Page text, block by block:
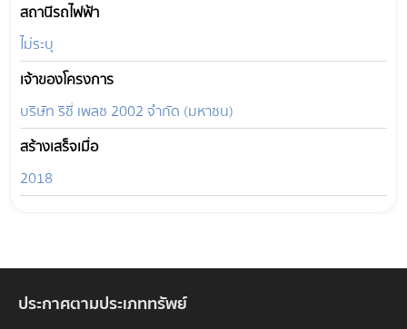
สถานีรถไฟฟ้า
ไม่ระบุ
เจ้าของโครงการ
บริษัท ริชี่ เพลซ 2002 จำกัด (มหาชน)
สร้างเสร็จเมื่อ
2018
ประกาศตามประเภททรัพย์